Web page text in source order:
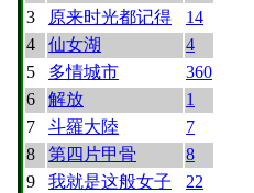
3
原来时光都记得
14
4
仙女湖
4
5
多情城市
360
6
解放
1
7
斗羅大陸
7
8
第四片甲骨
8
9
我就是这般女子
22